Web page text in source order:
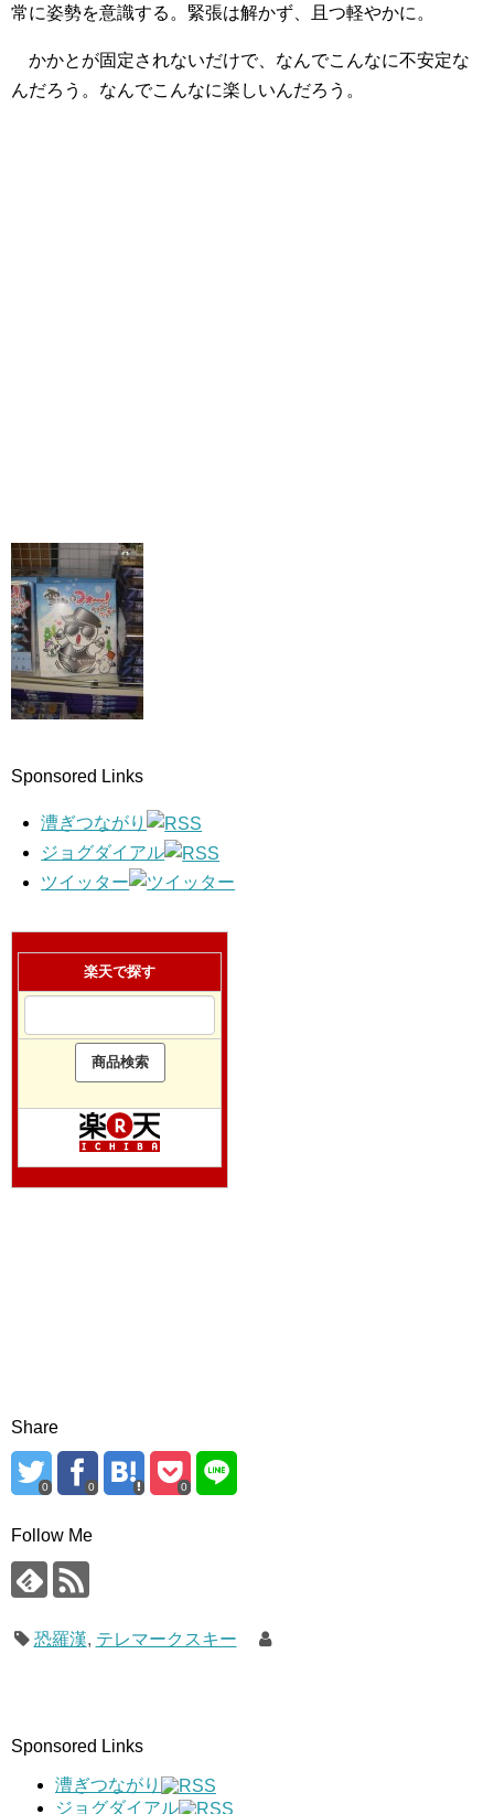
常に姿勢を意識する。緊張は解かず、且つ軽やかに。
かかとが固定されないだけで、なんでこんなに不安定な
んだろう。なんでこんなに楽しいんだろう。
Sponsored Links
漕ぎつながり
ジョグダイアル
ツイッター
楽天で探す
Share
0 0 0
Follow Me
恐羅漢, テレマークスキー
Sponsored Links
漕ぎつながり
ジョグダイアル